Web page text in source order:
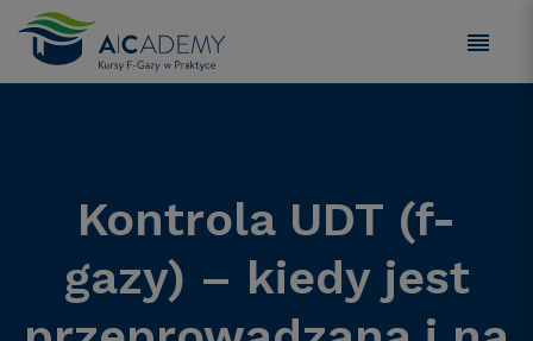
Kontrola UDT (f-
gazy) – kiedy jest